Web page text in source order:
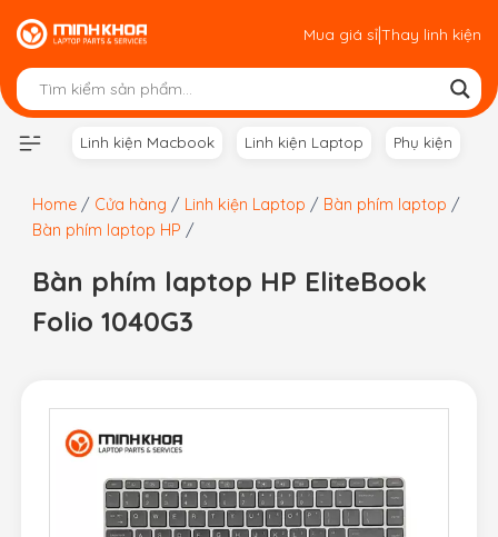
Skip
to
content
Mua giá sỉ|Thay linh kiện
Linh kiện Macbook Linh kiện Laptop Phụ kiện
Home / Cửa hàng / Linh kiện Laptop / Bàn phím laptop /
Bàn phím laptop HP /
Bàn phím laptop HP EliteBook
Folio 1040G3